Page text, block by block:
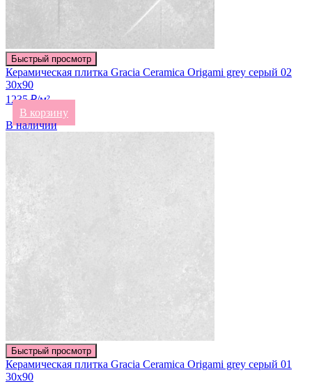
Быстрый просмотр
Керамическая плитка Gracia Ceramica Origami grey серый 02
30х90
1235 ₽/м²
В корзину
В наличии
Быстрый просмотр
Керамическая плитка Gracia Ceramica Origami grey серый 01
30х90